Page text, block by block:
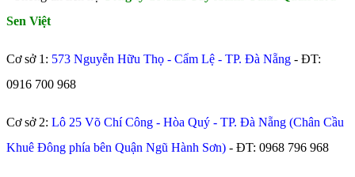
Sen Việt
Cơ sở 1: 573 Nguyễn Hữu Thọ - Cẩm Lệ - TP. Đà Nẵng - ĐT:
0916 700 968
Cơ sở 2: Lô 25 Võ Chí Công - Hòa Quý - TP. Đà Nẵng (Chân Cầu
Khuê Đông phía bên Quận Ngũ Hành Sơn) - ĐT: 0968 796 968